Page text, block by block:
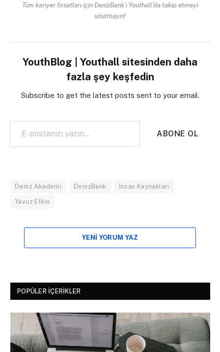
Tüm kariyer fırsatları için DenizBank’ı Youthall’da takip etmeyi
unutmayın!
YouthBlog | Youthall sitesinden daha
fazla şey keşfedin
Subscribe to get the latest posts sent to your email.
E-postanızı yazın…
ABONE OL
Deniz Akademi DenizBank İnsan Kaynakları
Yavuz Elkin
YENI YORUM YAZ
POPÜLER İÇERIKLER